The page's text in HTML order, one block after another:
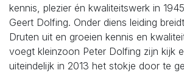
kennis, plezier én kwaliteitswerk in
Geert Dolfing. Onder diens leiding
Druten uit en groeien kennis en
voegt kleinzoon Peter Dolfing zijn kijk
uiteindelijk in 2013 het stokje door te